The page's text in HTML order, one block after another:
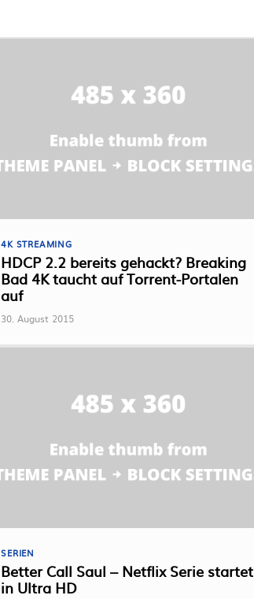
4K STREAMING
HDCP 2.2 bereits gehackt? Breaking
Bad 4K taucht auf Torrent-Portalen
auf
30. August 2015
SERIEN
Better Call Saul – Netflix Serie startet
in Ultra HD